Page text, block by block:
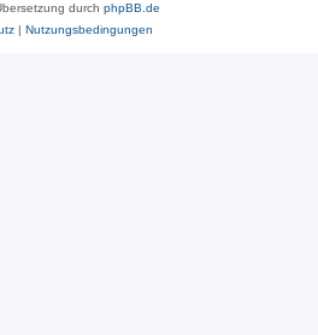
durch phpBB.de
| Nutzungsbedingungen